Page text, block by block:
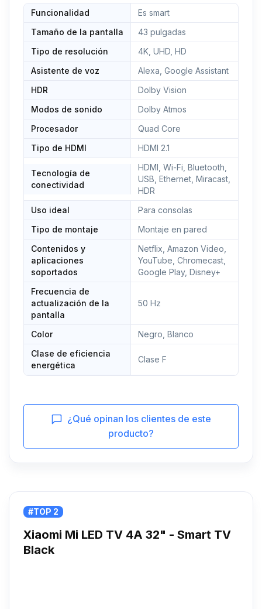
Youtube, Disney+, Movistar+, Prime Video, Twitch y
TikTok, entre más de 3000 aplicaciones
WIFI y Bluetooth, 3 puertos HDMI, 2 puertos USB,
USB grabador
Funcionalidad
Es smart
Tamaño de la pantalla
43 pulgadas
Tipo de resolución
4K, UHD, HD
Asistente de voz
Alexa, Google Assistant
HDR
Dolby Vision
Modos de sonido
Dolby Atmos
Procesador
Quad Core
Tipo de HDMI
HDMI 2.1
Tecnología de
conectividad
HDMI, Wi-Fi, Bluetooth,
USB, Ethernet, Miracast,
HDR
Uso ideal
Para consolas
Tipo de montaje
Montaje en pared
Contenidos y
aplicaciones
soportados
Netflix, Amazon Video,
YouTube, Chromecast,
Google Play, Disney+
Frecuencia de
actualización de la
pantalla
50 Hz
Color
Negro, Blanco
Clase de eficiencia
energética
Clase F
¿Qué opinan los clientes de este
producto?
#TOP 2
Xiaomi Mi LED TV 4A 32" - Smart TV
Black